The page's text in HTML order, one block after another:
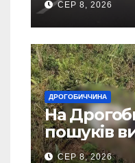
СЕР 8, 2026
ДРОГОБИЧЧИНА
На
пошуків
зниклого
СЕР 8, 2026